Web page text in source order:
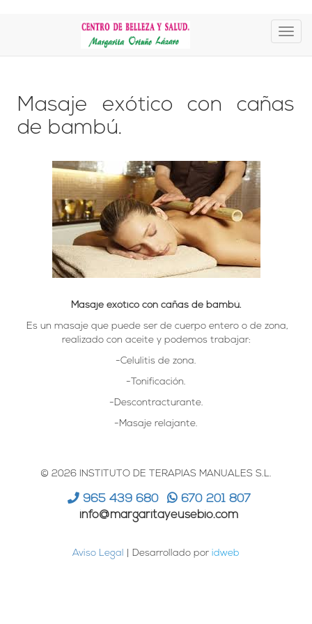
Masaje exótico con cañas
de bambú.
Masaje exótico con cañas de bambú.
Es un masaje que puede ser de cuerpo entero o de zona,
realizado con aceite y podemos trabajar:
-Celulitis de zona.
-Tonificación.
-Descontracturante.
-Masaje relajante.
© 2026 INSTITUTO DE TERAPIAS MANUALES S.L.
965 439 680
670 201 807
info@margaritayeusebio.com
Aviso Legal | Desarrollado por idweb